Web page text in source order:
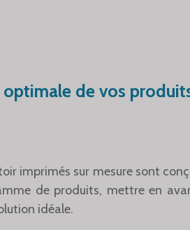
optimale de vos
imprimés sur mesure sont
de produits, mettre en
idéale.